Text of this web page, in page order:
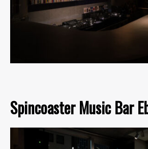
Spincoaster Music Bar